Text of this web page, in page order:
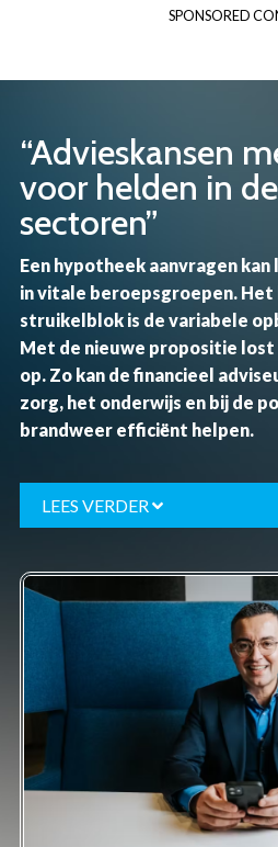
naar
gaan
SPONSORED
“Advieskansen
voor helden in
sectoren”
Een hypotheek aanvragen
in vitale beroepsgroepen.
struikelblok is de variabele
Met de nieuwe propositie lost
op. Zo kan de financieel
zorg, het onderwijs en bij de
brandweer efficiënt helpen.
LEES VERDER